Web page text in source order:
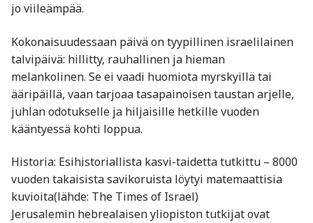
jo viileämpää.
Kokonaisuudessaan päivä on tyypillinen israelilainen
talvipäivä: hillitty, rauhallinen ja hieman
melankolinen. Se ei vaadi huomiota myrskyillä tai
ääripäillä, vaan tarjoaa tasapainoisen taustan arjelle,
juhlan odotukselle ja hiljaisille hetkille vuoden
kääntyessä kohti loppua.
Historia: Esihistoriallista kasvi-taidetta tutkittu – 8000
vuoden takaisista savikoruista löytyi matemaattisia
kuvioita(lähde: The Times of Israel)
Jerusalemin hebrealaisen yliopiston tutkijat ovat